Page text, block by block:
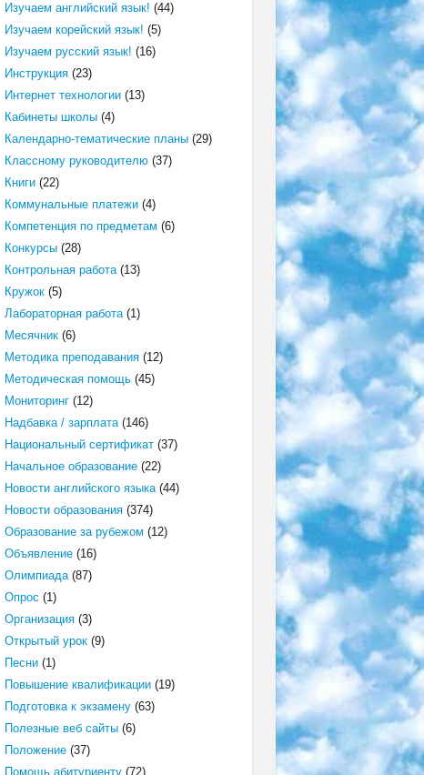
Изучаем английский язык! (44)
Изучаем корейский язык! (5)
Изучаем русский язык! (16)
Инструкция(23)
Интернет технологии(13)
Кабинеты школы(4)
Календарно-тематические планы(29)
Классному руководителю(37)
Книги(22)
Коммунальные платежи(4)
Компетенция по предметам (6)
Конкурсы(28)
Контрольная работа(13)
Кружок(5)
Лабораторная работа(1)
Месячник(6)
Методика преподавания(12)
Методическая помощь(45)
Мониторинг(12)
Надбавка / зарплата(146)
Национальный сертификат(37)
Начальное образование(22)
Новости английского языка(44)
Новости образования(374)
Образование за рубежом (12)
Объявление(16)
Олимпиада(87)
Опрос (1)
Организация(3)
Открытый урок(9)
Песни(1)
Повышение квалификации(19)
Подготовка к экзамену(63)
Полезные веб сайты(6)
Положение(37)
Помощь абитуриенту(72)